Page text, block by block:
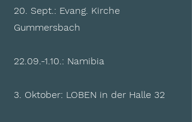
20. Sept.: Evang. Kirche
Gummersbach
22.09.-1.10.: Namibia
3. Oktober: LOBEN in der Halle 32